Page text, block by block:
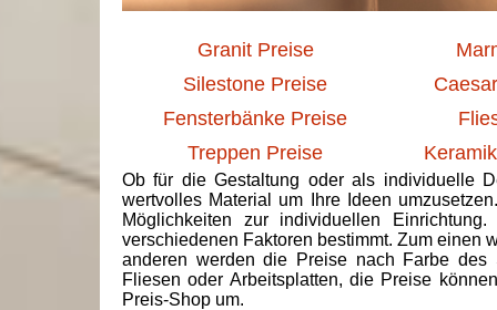
Granit Preise
Silestone Preise
Fensterbänke Preise
Treppen Preise
Ob für die Gestaltung oder als individuelle
wertvolles Material um Ihre Ideen
Möglichkeiten zur individuellen
verschiedenen Faktoren bestimmt. Zum einen
anderen werden die Preise nach Farbe des
Fliesen oder Arbeitsplatten, die Preise
Preis-Shop um.